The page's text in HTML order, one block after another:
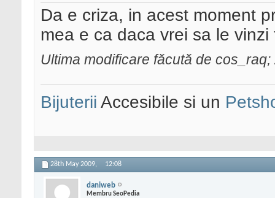
Da e criza, in acest moment
mea e ca daca vrei sa le
Ultima modificare făcută de
Bijuterii Accesibile si un
28th May 2009, 12:08
daniweb
Membru SeoPedia